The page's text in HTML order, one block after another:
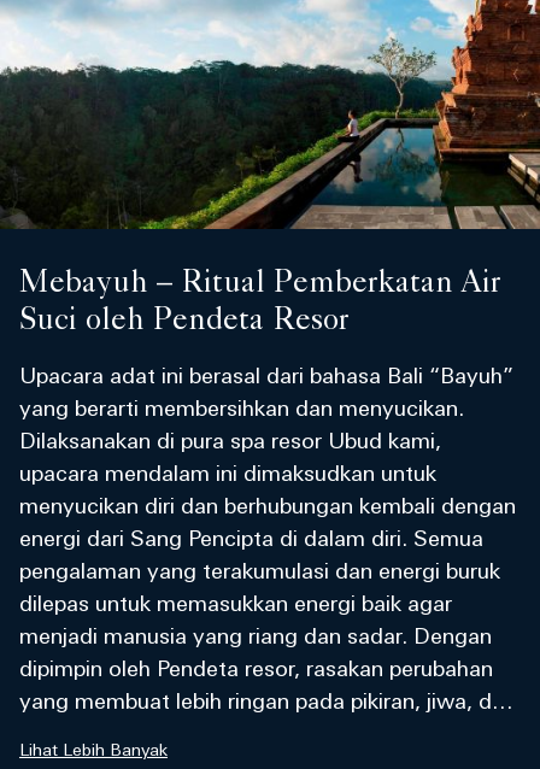
berupa biji-bijian, kacang-kacangan, dan makanan
lainnya ke dalam api.
Mebayuh – Ritual Pemberkatan Air
Suci oleh Pendeta Resor
Upacara adat ini berasal dari bahasa Bali “Bayuh”
yang berarti membersihkan dan menyucikan.
Dilaksanakan di pura spa resor Ubud kami,
upacara mendalam ini dimaksudkan untuk
menyucikan diri dan berhubungan kembali dengan
energi dari Sang Pencipta di dalam diri. Semua
pengalaman yang terakumulasi dan energi buruk
dilepas untuk memasukkan energi baik agar
menjadi manusia yang riang dan sadar. Dengan
dipimpin oleh Pendeta resor, rasakan perubahan
yang membuat lebih ringan pada pikiran, jiwa, dan
Lihat Lebih Banyak